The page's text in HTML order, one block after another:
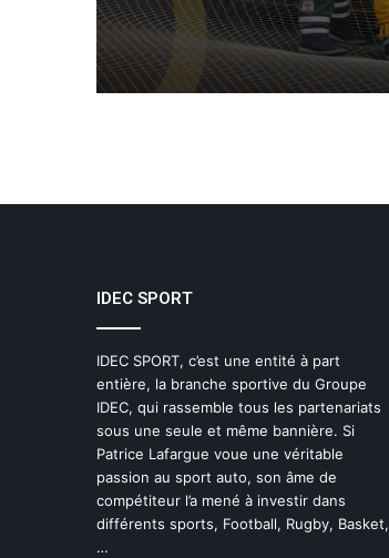
IDEC SPORT
IDEC SPORT, c’est une entité à part
entière, la branche sportive du Groupe
IDEC, qui rassemble tous les partenariats
sous une seule et même bannière. Si
Patrice Lafargue voue une véritable
passion au sport auto, son âme de
compétiteur l’a mené à investir dans
différents sports, Football, Rugby, Basket,
…